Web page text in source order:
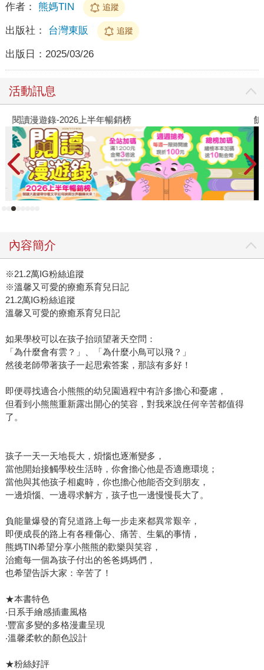
作者： 熊媽TIN 追蹤
出版社： 台灣東販 追蹤
出版日： 2025/03/26
活動訊息
閱讀漫遊錄-2026上半年暢銷榜 飢
內容簡介
※21.2萬IG粉絲追蹤
※溫馨又可愛的療癒系育兒日記
21.2萬IG粉絲追蹤
溫馨又可愛的療癒系育兒日記
如果學校可以在孩子抬頭望著天空問：
「為什麼會有雲？」、「為什麼小鳥可以飛？」
然後老師帶著孩子一起思索答案，那該有多好！
即便尋找適合小熊熊的幼兒園過程中有許多擔心和憂慮，
但看到小熊熊重新露出開心的笑容，對我來說任何辛苦都值得
了。
孩子一天一天地長大，煩惱也逐漸變多，
當他開始接觸學校生活時，你會擔心他是否適應環境；
當他與其他孩子相處時，你也擔心他能否交到朋友，
一邊煩惱、一邊尋求解方，孩子也一邊慢慢長大了。
負能量爆發的育兒道路上每一步走來都異常艱辛，
即便成長的路上有各種傷心、痛苦、生氣的事情，
熊媽TIN希望分享小熊熊的歡樂與笑容，
治癒每一個為孩子付出的爸爸媽媽們，
也希望告訴大家：辛苦了！
★本書特色
‧日系手繪感插畫風格
‧豐富多變的多格漫畫呈現
‧溫馨柔軟的顏色設計
★粉絲好評